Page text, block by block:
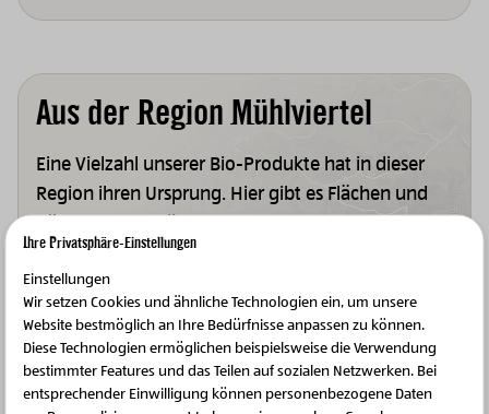
Aus der Region Mühlviertel
Eine Vielzahl unserer Bio-Produkte hat in dieser
Region ihren Ursprung. Hier gibt es Flächen und
wie auch Grünlandflächen für Tierhaltung.
Entdecken Sie im Mühlviertel BIO-Bauernhöfe mit
nachhaltiger Tierhaltung, regionaler Heumilch,
Tierwohl und Kreislaufwirtschaft. Authentisch &
transparent – unsere Zurück zum Ursprung-
Produzenten aus Oberösterreich bei HOFER.
Ihre Privatsphäre-Einstellungen
Einstellungen
Wir setzen Cookies und ähnliche Technologien ein, um unsere
Website bestmöglich an Ihre Bedürfnisse anpassen zu können.
Diese Technologien ermöglichen beispielsweise die Verwendung
bestimmter Features und das Teilen auf sozialen Netzwerken. Bei
entsprechender Einwilligung können personenbezogene Daten